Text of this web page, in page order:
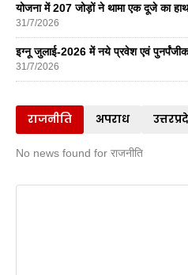
योजना में 207 जोड़ों ने थामा एक दूजे का हाथ
31/7/2026
इग्नू जुलाई-2026 में नये प्रवेश एवं
31/7/2026
राजनीति अपराध
No news found for राजनीति